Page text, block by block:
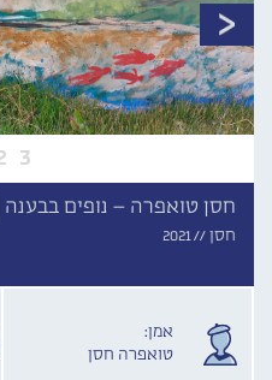
3
חסן טואפרה – נופים בבענה |
חסן //2021
אמן:
טואפרה חסן